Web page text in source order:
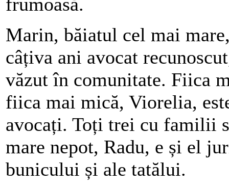
Marin, băiatul cel mai
câțiva ani avocat
văzut în comunitate. Fiica
fiica mai mică, Viorelia,
avocați. Toți trei cu familii
mare nepot, Radu, e și el
bunicului și ale tatălui.